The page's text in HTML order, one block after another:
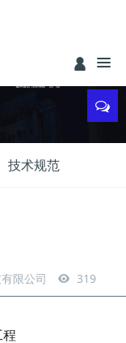
技术规范
限公司 319
程